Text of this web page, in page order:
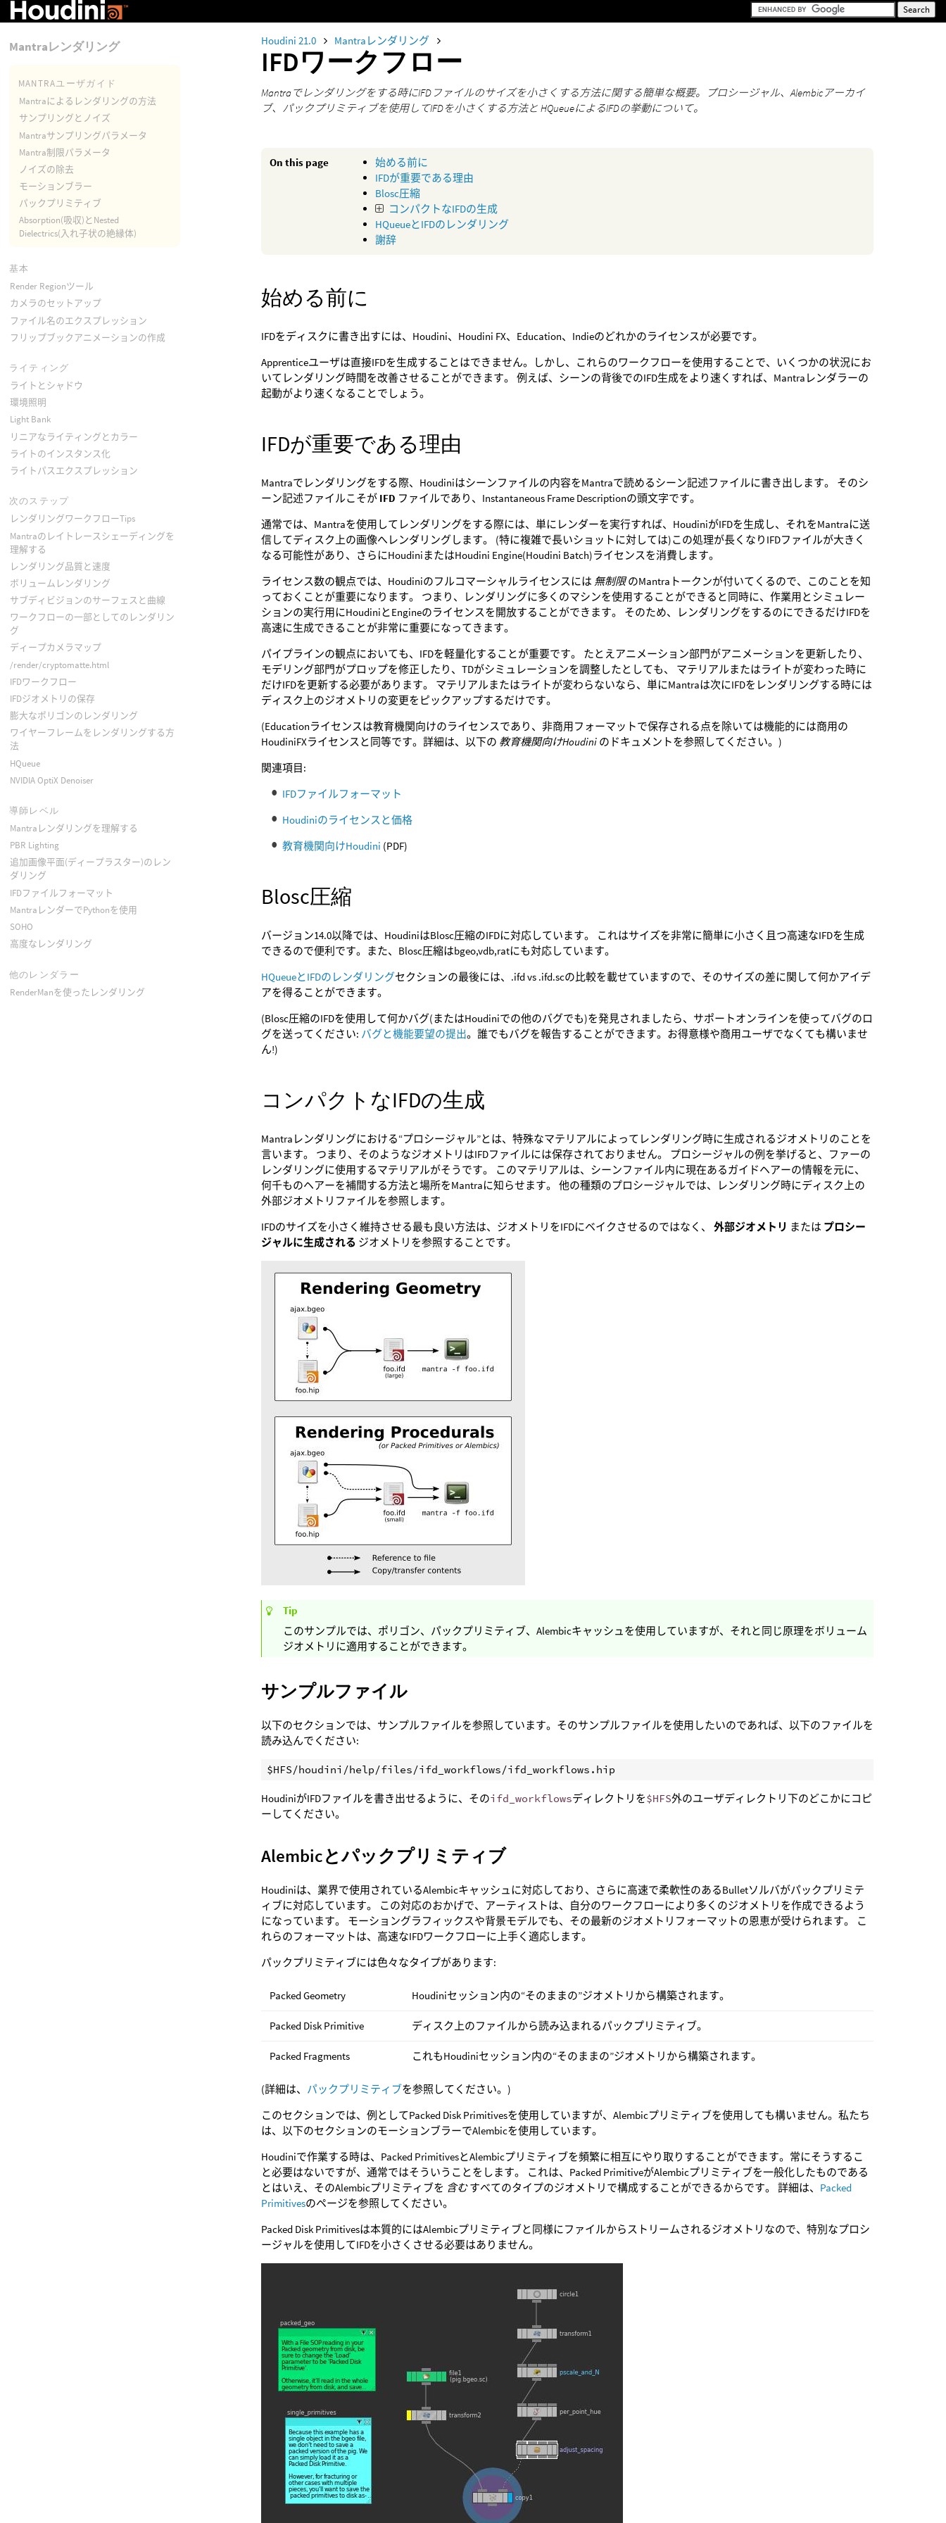
Houdini 21.0 Mantraレンダリング
IFDワークフロー
Mantraでレンダリングをする時にIFDファイルのサイズを小さくする方法に関する簡単な概要。プロシージャル、Alembicアーカイ
ブ、パックプリミティブを使用してIFDを小さくする方法と HQueueによるIFDの挙動について。
On this page
始める前に
IFDが重要である理由
Blosc圧縮
コンパクトなIFDの生成
HQueueとIFDのレンダリング
謝辞
始める前に
IFDをディスクに書き出すには、Houdini、Houdini FX、Education、Indieのどれかのライセンスが必要です。
Apprenticeユーザは直接IFDを生成することはできません。しかし、これらのワークフローを使用することで、いくつかの状況にお
いてレンダリング時間を改善させることができます。 例えば、シーンの背後でのIFD生成をより速くすれば、Mantraレンダラーの
起動がより速くなることでしょう。
IFDが重要である理由
Mantraでレンダリングをする際、Houdiniはシーンファイルの内容をMantraで読めるシーン記述ファイルに書き出します。 そのシ
ーン記述ファイルこそが IFD ファイルであり、Instantaneous Frame Descriptionの頭文字です。
通常では、Mantraを使用してレンダリングをする際には、単にレンダーを実行すれば、HoudiniがIFDを生成し、それをMantraに送
信してディスク上の画像へレンダリングします。 (特に複雑で長いショットに対しては)この処理が長くなりIFDファイルが大きく
なる可能性があり、さらにHoudiniまたはHoudini Engine(Houdini Batch)ライセンスを消費します。
ライセンス数の観点では、Houdiniのフルコマーシャルライセンスには 無制限のMantraトークンが付いてくるので、このことを知
っておくことが重要になります。 つまり、レンダリングに多くのマシンを使用することができると同時に、作業用とシミュレー
ションの実行用にHoudiniとEngineのライセンスを開放することができます。 そのため、レンダリングをするのにできるだけIFDを
高速に生成できることが非常に重要になってきます。
パイプラインの観点においても、IFDを軽量化することが重要です。 たとえアニメーション部門がアニメーションを更新したり、
モデリング部門がプロップを修正したり、TDがシミュレーションを調整したとしても、 マテリアルまたはライトが変わった時に
だけIFDを更新する必要があります。 マテリアルまたはライトが変わらないなら、単にMantraは次にIFDをレンダリングする時には
ディスク上のジオメトリの変更をピックアップするだけです。
(Educationライセンスは教育機関向けのライセンスであり、非商用フォーマットで保存される点を除いては機能的には商用の
HoudiniFXライセンスと同等です。詳細は、以下の 教育機関向けHoudini のドキュメントを参照してください。)
関連項目:
IFDファイルフォーマット
Houdiniのライセンスと価格
教育機関向けHoudini (PDF)
Blosc圧縮
バージョン14.0以降では、HoudiniはBlosc圧縮のIFDに対応しています。 これはサイズを非常に簡単に小さく且つ高速なIFDを生成
できるので便利です。また、Blosc圧縮はbgeo,vdb,ratにも対応しています。
HQueueとIFDのレンダリングセクションの最後には、.ifd vs .ifd.scの比較を載せていますので、そのサイズの差に関して何かアイデ
アを得ることができます。
(Blosc圧縮のIFDを使用して何かバグ(またはHoudiniでの他のバグでも)を発見されましたら、サポートオンラインを使ってバグのロ
グを送ってください: バグと機能要望の提出。誰でもバグを報告することができます。お得意様や商用ユーザでなくても構いませ
ん!)
コンパクトなIFDの生成
Mantraレンダリングにおける“プロシージャル”とは、特殊なマテリアルによってレンダリング時に生成されるジオメトリのことを
言います。 つまり、そのようなジオメトリはIFDファイルには保存されておりません。 プロシージャルの例を挙げると、ファーの
レンダリングに使用するマテリアルがそうです。 このマテリアルは、シーンファイル内に現在あるガイドヘアーの情報を元に、
何千ものヘアーを補間する方法と場所をMantraに知らせます。 他の種類のプロシージャルでは、レンダリング時にディスク上の
外部ジオメトリファイルを参照します。
IFDのサイズを小さく維持させる最も良い方法は、ジオメトリをIFDにベイクさせるのではなく、外部ジオメトリ または プロシー
ジャルに生成される ジオメトリを参照することです。
Tip
このサンプルでは、ポリゴン、パックプリミティブ、Alembicキャッシュを使用していますが、それと同じ原理をボリューム
ジオメトリに適用することができます。
サンプルファイル
以下のセクションでは、サンプルファイルを参照しています。そのサンプルファイルを使用したいのであれば、以下のファイルを
読み込んでください:
$HFS/houdini/help/files/ifd_workflows/ifd_workflows.hip
HoudiniがIFDファイルを書き出せるように、そのifd_workflowsディレクトリを$HFS外のユーザディレクトリ下のどこかにコピ
ーしてください。
Alembicとパックプリミティブ
Houdiniは、業界で使用されているAlembicキャッシュに対応しており、さらに高速で柔軟性のあるBulletソルバがパックプリミテ
ィブに対応しています。 この対応のおかげで、アーティストは、自分のワークフローにより多くのジオメトリを作成できるよう
になっています。 モーショングラフィックスや背景モデルでも、その最新のジオメトリフォーマットの恩恵が受けられます。 こ
れらのフォーマットは、高速なIFDワークフローに上手く適応します。
パックプリミティブには色々なタイプがあります:
Packed Geometry Houdiniセッション内の“そのままの”ジオメトリから構築されます。
Packed Disk Primitive ディスク上のファイルから読み込まれるパックプリミティブ。
Packed Fragments これもHoudiniセッション内の“そのままの”ジオメトリから構築されます。
(詳細は、 パックプリミティブを参照してください。)
このセクションでは、例としてPacked Disk Primitivesを使用していますが、Alembicプリミティブを使用しても構いません。私たち
は、以下のセクションのモーションブラーでAlembicを使用しています。
Houdiniで作業する時は、Packed PrimitivesとAlembicプリミティブを頻繁に相互にやり取りすることができます。常にそうするこ
と必要はないですが、通常ではそういうことをします。 これは、Packed PrimitiveがAlembicプリミティブを一般化したものである
とはいえ、そのAlembicプリミティブを 含むすべてのタイプのジオメトリで構成することができるからです。 詳細は、 Packed
Primitivesのページを参照してください。
Packed Disk Primitivesは本質的にはAlembicプリミティブと同様にファイルからストリームされるジオメトリなので、特別なプロシ
ージャルを使用してIFDを小さくさせる必要はありません。
Mantraレンダリング
MANTRAユーザガイド
Mantraによるレンダリングの方法
サンプリングとノイズ
Mantraサンプリングパラメータ
Mantra制限パラメータ
ノイズの除去
モーションブラー
パックプリミティブ
Absorption(吸収)とNested
Dielectrics(入れ子状の絶縁体)
基本
Render Regionツール
カメラのセットアップ
ファイル名のエクスプレッション
フリップブックアニメーションの作成
ライティング
ライトとシャドウ
環境照明
Light Bank
リニアなライティングとカラー
ライトのインスタンス化
ライトパスエクスプレッション
次のステップ
レンダリングワークフローTips
Mantraのレイトレースシェーディングを
理解する
レンダリング品質と速度
ボリュームレンダリング
サブディビジョンのサーフェスと曲線
ワークフローの一部としてのレンダリン
グ
ディープカメラマップ
/render/cryptomatte.html
IFDワークフロー
IFDジオメトリの保存
膨大なポリゴンのレンダリング
ワイヤーフレームをレンダリングする方
法
HQueue
NVIDIA OptiX Denoiser
導師レベル
Mantraレンダリングを理解する
PBR Lighting
追加画像平面(ディープラスター)のレン
ダリング
IFDファイルフォーマット
MantraレンダーでPythonを使用
SOHO
高度なレンダリング
他のレンダラー
RenderManを使ったレンダリング